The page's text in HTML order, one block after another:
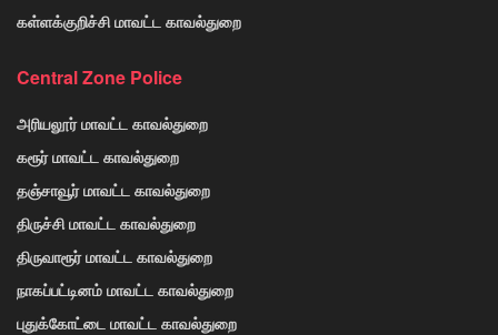
கள்ளக்குறிச்சி மாவட்ட காவல்துறை
Central Zone Police
அரியலூர் மாவட்ட காவல்துறை
கரூர் மாவட்ட காவல்துறை
தஞ்சாவூர் மாவட்ட காவல்துறை
திருச்சி மாவட்ட காவல்துறை
திருவாரூர் மாவட்ட காவல்துறை
நாகப்பட்டினம் மாவட்ட காவல்துறை
புதுக்கோட்டை மாவட்ட காவல்துறை